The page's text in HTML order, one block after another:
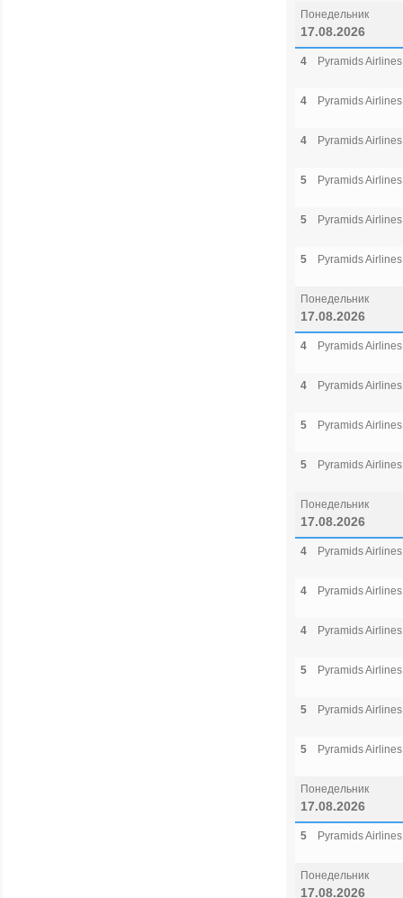
Понедельник
17.08.2026
4 Pyramids Airlines
4 Pyramids Airlines
4 Pyramids Airlines
5 Pyramids Airlines
5 Pyramids Airlines
5 Pyramids Airlines
Понедельник
17.08.2026
4 Pyramids Airlines
4 Pyramids Airlines
5 Pyramids Airlines
5 Pyramids Airlines
Понедельник
17.08.2026
4 Pyramids Airlines
4 Pyramids Airlines
4 Pyramids Airlines
5 Pyramids Airlines
5 Pyramids Airlines
5 Pyramids Airlines
Понедельник
17.08.2026
5 Pyramids Airlines
Понедельник
17.08.2026